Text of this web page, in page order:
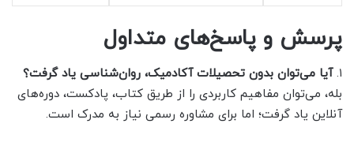
پرسش و پاسخ‌های متداول
۱. آیا می‌توان بدون تحصیلات آکادمیک، روان‌شناسی یاد گرفت؟
بله، می‌توان مفاهیم کاربردی را از طریق کتاب، پادکست، دوره‌های
آنلاین یاد گرفت؛ اما برای مشاوره رسمی نیاز به مدرک است.